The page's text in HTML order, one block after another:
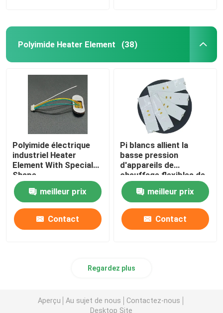
Polyimide Heater Element (38)
Polyimide électrique
industriel Heater
Element With Special
Shape
meilleur prix
Contact
Pi blancs allient la
basse pression
d'appareils de
chauffage flexibles de
Polyimide pour
l'exploitation d'énergie
industrielle
meilleur prix
Contact
Regardez plus
Aperçu Au sujet de nous
Contactez-nous
Desktop Site